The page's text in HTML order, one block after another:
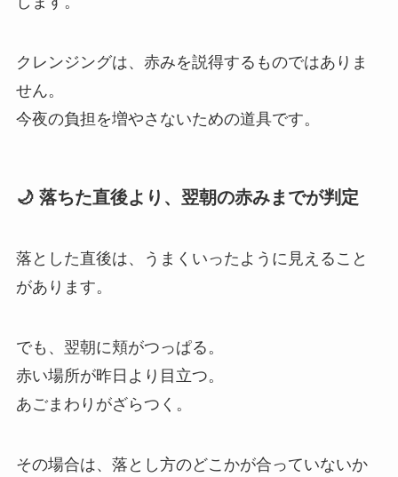
クレンジングは、赤みを説得するものではありま
せん。
今夜の負担を増やさないための道具です。
🌙 落ちた直後より、翌朝の赤みまでが判定
落とした直後は、うまくいったように見えること
があります。
でも、翌朝に頬がつっぱる。
赤い場所が昨日より目立つ。
あごまわりがざらつく。
その場合は、落とし方のどこかが合っていないか